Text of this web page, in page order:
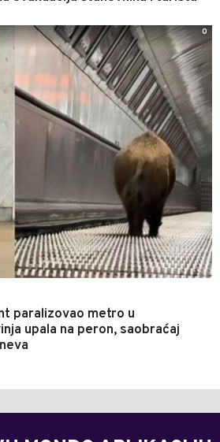
paralizovao metro u
upala na peron, saobraćaj
0